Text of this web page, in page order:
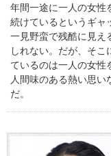
年間一途に一人の女性
続けているというギャ
一見野蛮で残酷に見え
しれない。だが、そこ
ているのは一人の女性
人間味のある熱い思い
だ。